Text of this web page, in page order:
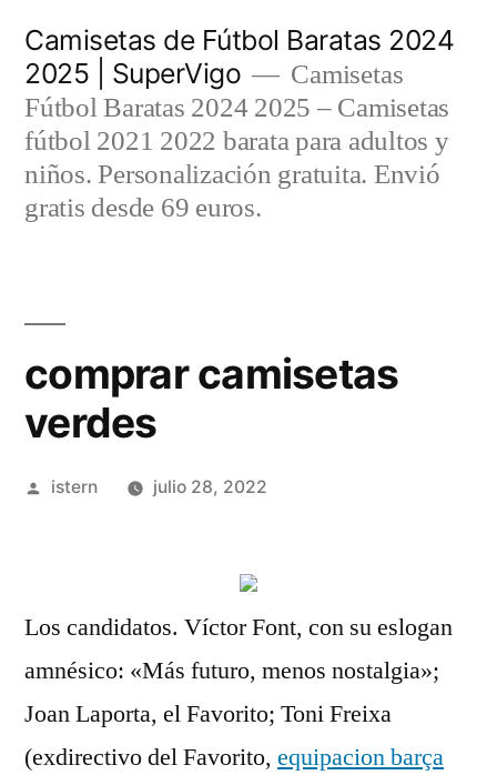
contenido
Camisetas de Fútbol Baratas 2024
2025 | SuperVigo
Camisetas
Fútbol Baratas 2024 2025 – Camisetas
fútbol 2021 2022 barata para adultos y
niños. Personalización gratuita. Envió
gratis desde 69 euros.
comprar camisetas
verdes
Publicado
istern julio 28, 2022
Los candidatos. Víctor Font, con su eslogan
amnésico: «Más futuro, menos nostalgia»;
Joan Laporta, el Favorito; Toni Freixa
(exdirectivo del Favorito, equipacion barça